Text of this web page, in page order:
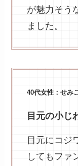
が魅力そう
ました。
40代女性：せみ
目元の小じ
目元にコジ
してもファ